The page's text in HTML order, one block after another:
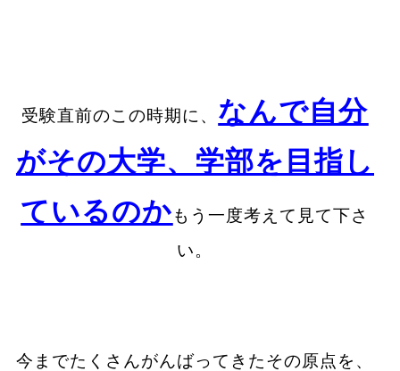
受験直前のこの時期に、 なんで自分
がその大学、学部を目指し
ているのかもう一度考えて見て下さ
い。
今までたくさんがんばってきたその原点を、